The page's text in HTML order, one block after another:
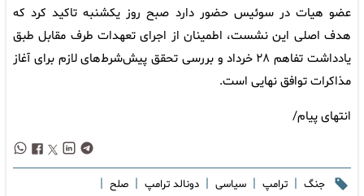
عضو هیات در سوئیس حضور دارد صبح روز یکشنبه تاکید کرد که
هدف اصلی این نشست، اطمینان از اجرای تعهدات طرف مقابل طبق
یادداشت تفاهم ۲۸ خرداد و بررسی تحقق پیش‌شرط‌های لازم برای آغاز
مذاکرات توافق نهایی است.
انتهای پیام/
جنگ | ترامپ | سیاسی | دونالد ترامپ | صلح |